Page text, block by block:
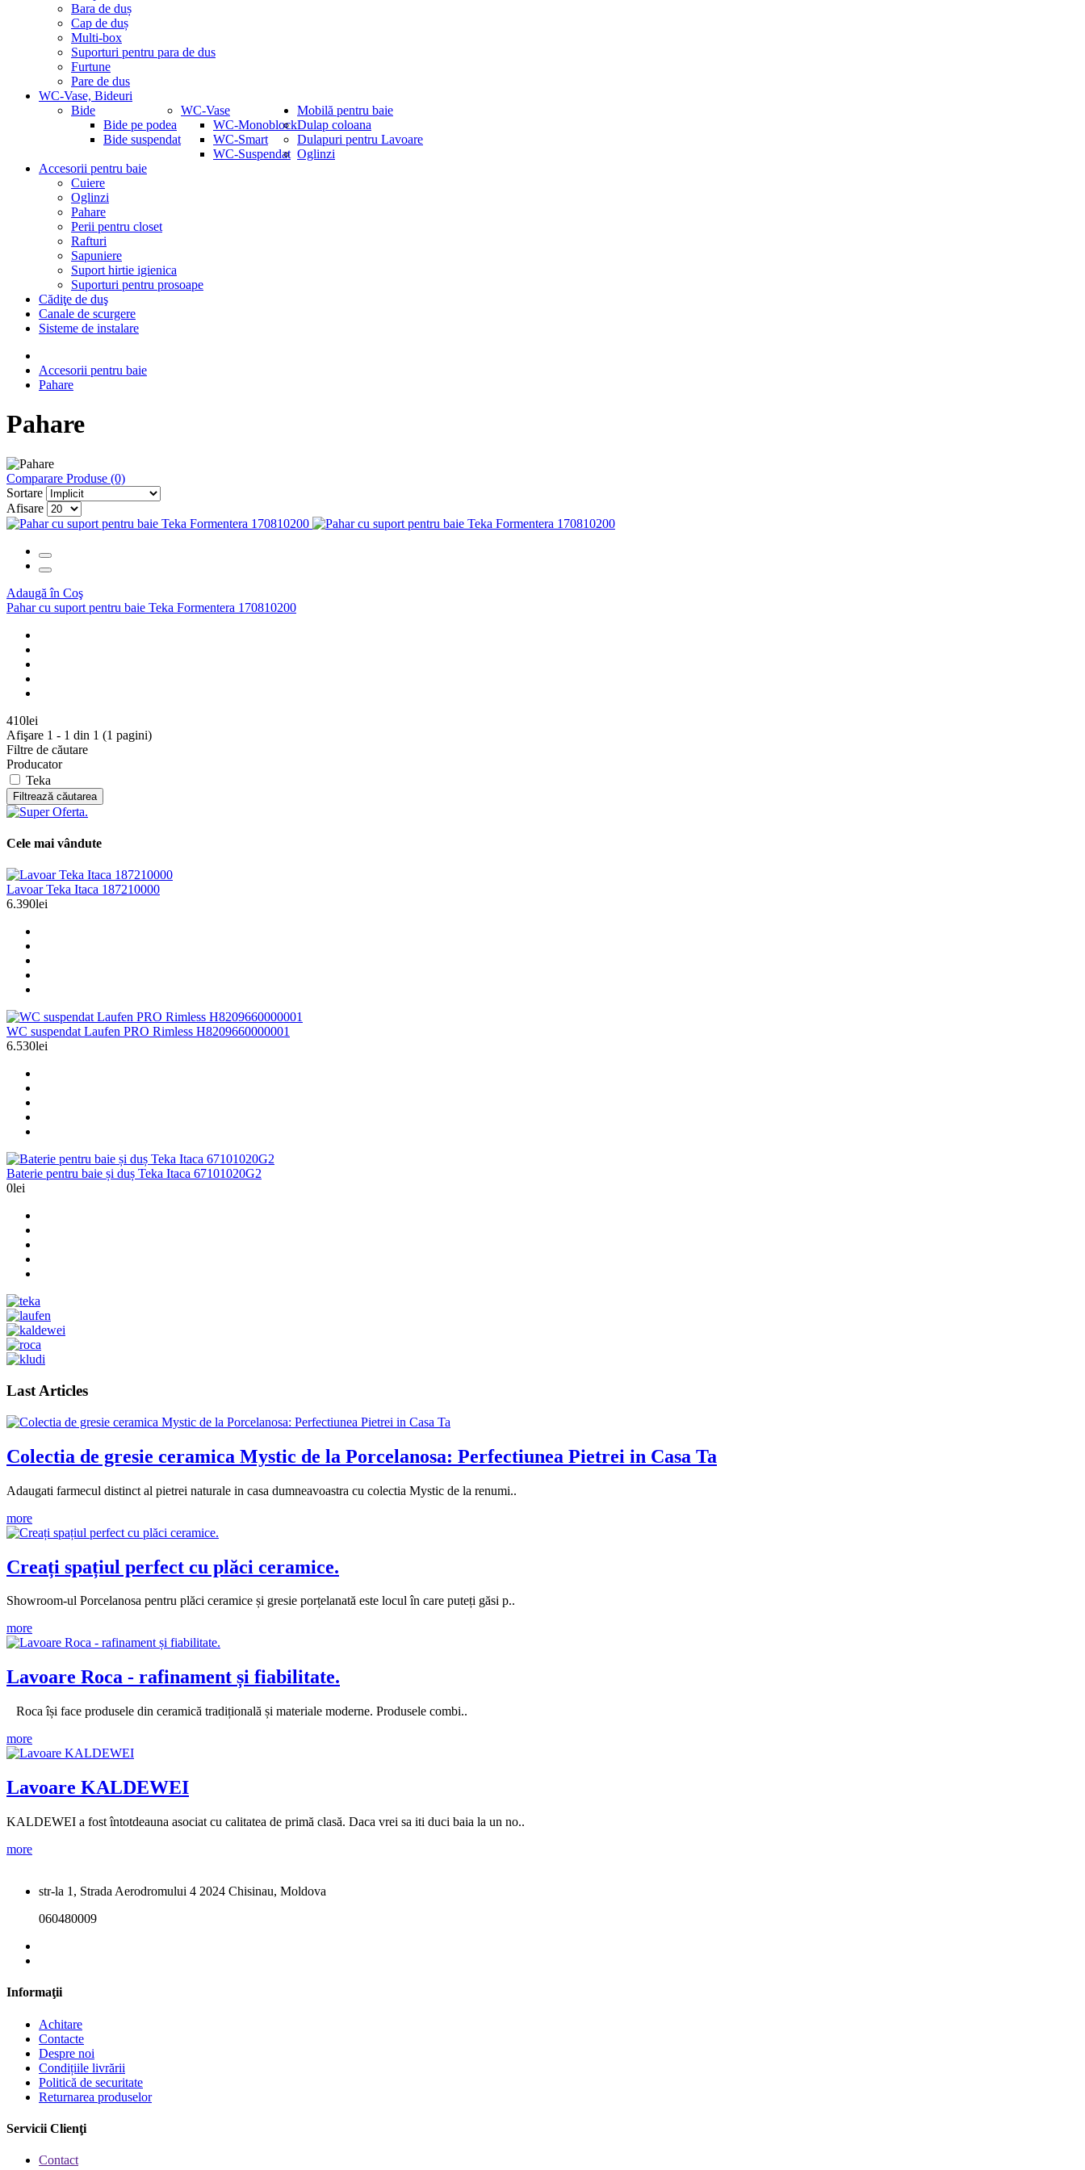
Bara de duș
Cap de duș
Multi-box
Suporturi pentru para de dus
Furtune
Pare de dus
WC-Vase, Bideuri
Bide
Bide pe podea
Bide suspendat
WC-Vase
WC-Monoblock
WC-Smart
WC-Suspendat
Mobilă pentru baie
Dulap coloana
Dulapuri pentru Lavoare
Oglinzi
Accesorii pentru baie
Cuiere
Oglinzi
Pahare
Perii pentru closet
Rafturi
Sapuniere
Suport hirtie igienica
Suporturi pentru prosoape
Cădiţe de duş
Canale de scurgere
Sisteme de instalare
Accesorii pentru baie
Pahare
Pahare
Comparare Produse (0)
Sortare
Afisare
Adaugă în Coş
Pahar cu suport pentru baie Teka Formentera 170810200
410lei
Afişare 1 - 1 din 1 (1 pagini)
Filtre de căutare
Producator
Teka
Filtrează căutarea
Cele mai vândute
Lavoar Teka Itaca 187210000
6.390lei
WC suspendat Laufen PRO Rimless H8209660000001
6.530lei
Baterie pentru baie și duș Teka Itaca 67101020G2
0lei
Last Articles
Colectia de gresie ceramica Mystic de la Porcelanosa: Perfectiunea Pietrei in Casa Ta
Adaugati farmecul distinct al pietrei naturale in casa dumneavoastra cu colectia Mystic de la renumi..
more
Creați spațiul perfect cu plăci ceramice.
Showroom-ul Porcelanosa pentru plăci ceramice și gresie porțelanată este locul în care puteți găsi p..
more
Lavoare Roca - rafinament și fiabilitate.
Roca își face produsele din ceramică tradițională și materiale moderne. Produsele combi..
more
Lavoare KALDEWEI
KALDEWEI a fost întotdeauna asociat cu calitatea de primă clasă. Daca vrei sa iti duci baia la un no..
more
str-la 1, Strada Aerodromului 4 2024 Chisinau, Moldova
060480009
Informaţii
Achitare
Contacte
Despre noi
Condițiile livrării
Politică de securitate
Returnarea produselor
Servicii Clienţi
Contact